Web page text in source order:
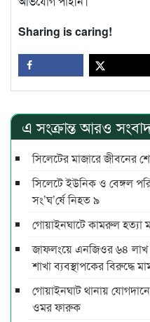
Sharing is caring!
এ সংক্রান্ত আরও
সিলেটের মাজারে জীবনের
সিলেটে ইউনিক ও বেঙ্গল
সং’ঘ’র্ষে নিহত ৯
গোয়াইনঘাটে কামরুল হত্যা
জাফলংয়ে এনজিওর ৬৪ লাখ
শাখা ব্যবস্থাপকের বিরুদ্ধে
গোয়াইনঘাট থানায়
ওমর ফারুক